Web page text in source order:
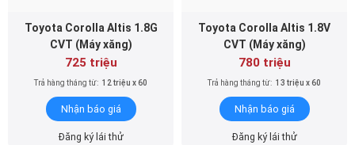
Toyota Corolla Altis 1.8G
CVT (Máy xăng)
725 triệu
Trả hàng tháng từ: 12 triệu x 60
Nhận báo giá
Đăng ký lái thử
Toyota Corolla Altis 1.8V
CVT (Máy xăng)
780 triệu
Trả hàng tháng từ: 13 triệu x 60
Nhận báo giá
Đăng ký lái thử